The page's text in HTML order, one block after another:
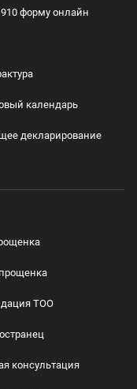
форму онлайн
календарь
декларирование
ТОО
консультация